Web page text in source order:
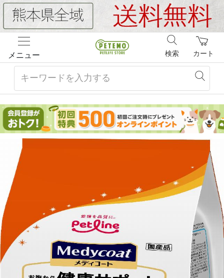
メニュー カート
検索